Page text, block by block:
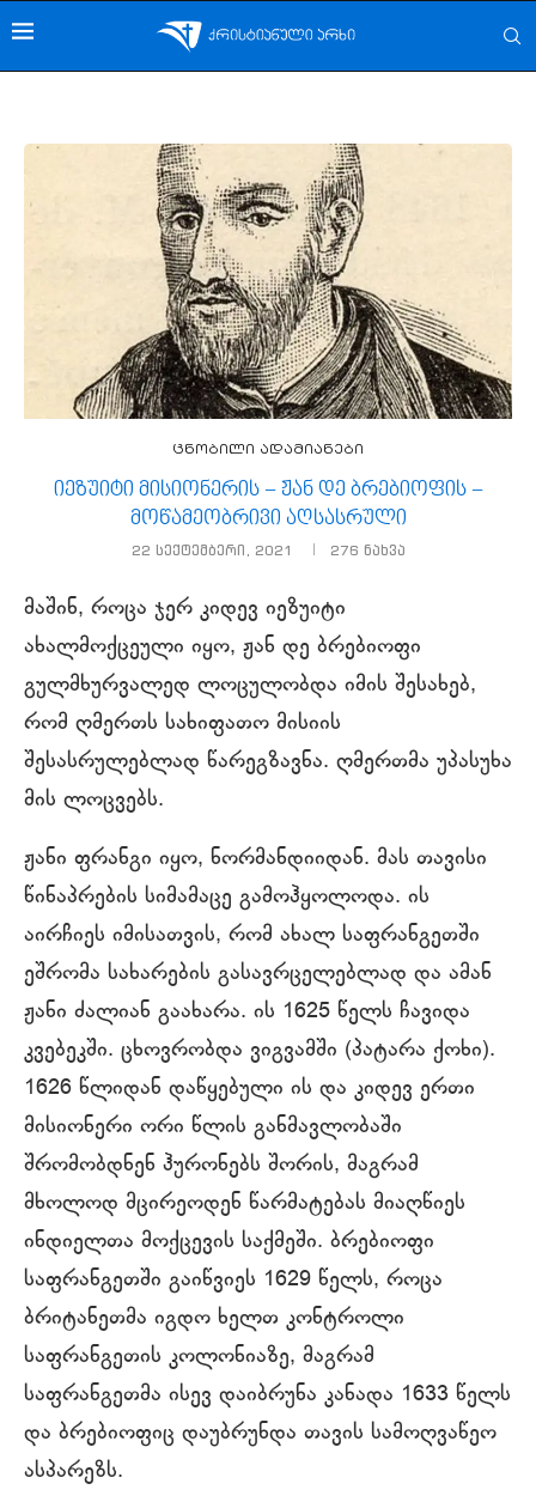
ცნობილი ადამიანები
იეზუიტი მისიონერის − ჟან დე ბრებიოფის −
მოწამეობრივი აღსასრული
22 სექტემბერი, 2021 276 ნახვა
მაშინ, როცა ჯერ კიდევ იეზუიტი
ახალმოქცეული იყო, ჟან დე ბრებიოფი
გულმხურვალედ ლოცულობდა იმის შესახებ,
რომ ღმერთს სახიფათო მისიის
შესასრულებლად წარეგზავნა. ღმერთმა უპასუხა
მის ლოცვებს.
ჟანი ფრანგი იყო, ნორმანდიიდან. მას თავისი
წინაპრების სიმამაცე გამოჰყოლოდა. ის
აირჩიეს იმისათვის, რომ ახალ საფრანგეთში
ეშრომა სახარების გასავრცელებლად და ამან
ჟანი ძალიან გაახარა. ის 1625 წელს ჩავიდა
კვებეკში. ცხოვრობდა ვიგვამში (პატარა ქოხი).
1626 წლიდან დაწყებული ის და კიდევ ერთი
მისიონერი ორი წლის განმავლობაში
შრომობდნენ ჰურონებს შორის, მაგრამ
მხოლოდ მცირეოდენ წარმატებას მიაღწიეს
ინდიელთა მოქცევის საქმეში. ბრებიოფი
საფრანგეთში გაიწვიეს 1629 წელს, როცა
ბრიტანეთმა იგდო ხელთ კონტროლი
საფრანგეთის კოლონიაზე, მაგრამ
საფრანგეთმა ისევ დაიბრუნა კანადა 1633 წელს
და ბრებიოფიც დაუბრუნდა თავის სამოღვაწეო
ასპარეზს.